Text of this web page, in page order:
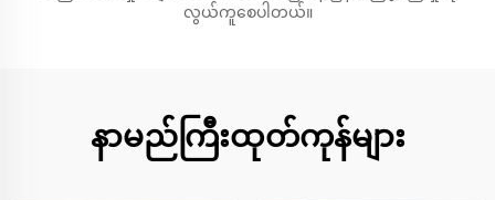
လွယ်ကူစေပါတယ်။
နာမည်ကြီးထုတ်ကုန်များ